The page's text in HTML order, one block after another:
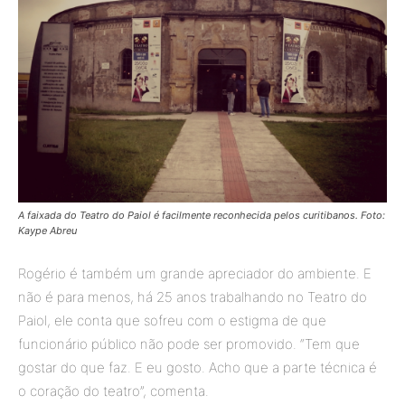
A faixada do Teatro do Paiol é facilmente reconhecida pelos curitibanos. Foto:
Kaype Abreu
Rogério é também um grande apreciador do ambiente. E
não é para menos, há 25 anos trabalhando no Teatro do
Paiol, ele conta que sofreu com o estigma de que
funcionário público não pode ser promovido. “Tem que
gostar do que faz. E eu gosto. Acho que a parte técnica é
o coração do teatro”, comenta.